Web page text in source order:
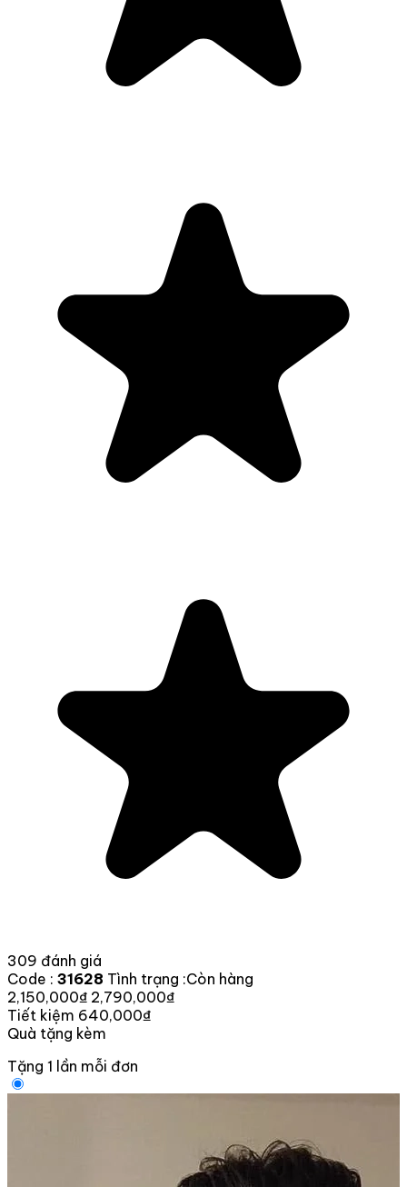
309 đánh giá
Code : 31628 Tình trạng :Còn hàng
2,150,000₫ 2,790,000₫
Tiết kiệm 640,000₫
Quà tặng kèm
Tặng 1 lần mỗi đơn